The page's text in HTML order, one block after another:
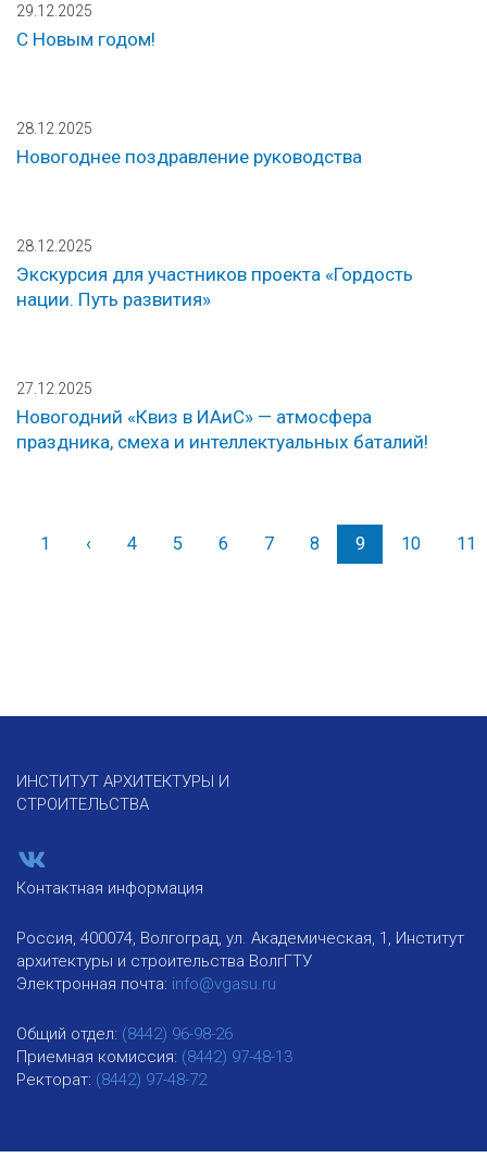
29.12.2025
С Новым годом!
28.12.2025
Новогоднее поздравление руководства
28.12.2025
Экскурсия для участников проекта «Гордость
нации. Путь развития»
27.12.2025
Новогодний «Квиз в ИАиС» — атмосфера
праздника, смеха и интеллектуальных баталий!
1 ‹Назад
4 5 6 7 8 9 10 11
ИНСТИТУТ АРХИТЕКТУРЫ И
СТРОИТЕЛЬСТВА
Контактная информация
Россия, 400074, Волгоград, ул. Академическая, 1, Институт
архитектуры и строительства ВолгГТУ
Электронная почта: info@vgasu.ru
Общий отдел: (8442) 96-98-26
Приемная комиссия: (8442) 97-48-13
Ректорат: (8442) 97-48-72